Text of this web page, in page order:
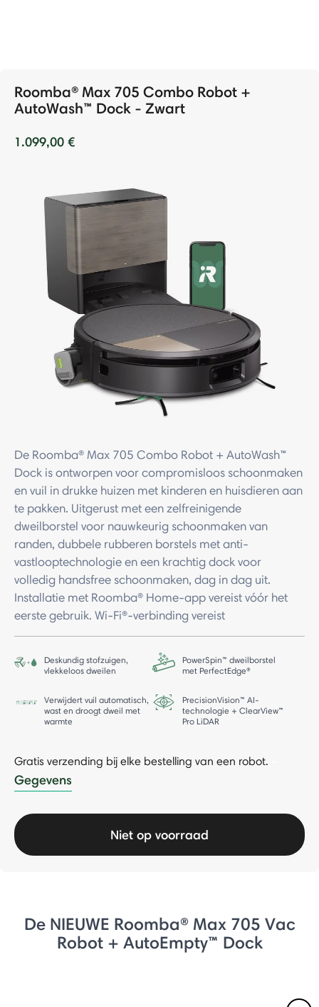
Roomba® Max 705 Combo Robot +
AutoWash™ Dock - Zwart
1.099,00 €
De Roomba® Max 705 Combo Robot + AutoWash™
Dock is ontworpen voor compromisloos schoonmaken
en vuil in drukke huizen met kinderen en huisdieren aan
te pakken. Uitgerust met een zelfreinigende
dweilborstel voor nauwkeurig schoonmaken van
randen, dubbele rubberen borstels met anti-
vastlooptechnologie en een krachtig dock voor
volledig handsfree schoonmaken, dag in dag uit.
Installatie met Roomba® Home-app vereist vóór het
eerste gebruik. Wi-Fi®-verbinding vereist
Deskundig stofzuigen,
vlekkeloos dweilen
PowerSpin™ dweilborstel
met PerfectEdge®
Verwijdert vuil automatisch,
wast en droogt dweil met
warmte
PrecisionVision™ AI-
technologie + ClearView™
Pro LiDAR
Gratis verzending bij elke bestelling van een robot.
Gegevens
Niet op voorraad
De NIEUWE Roomba® Max 705 Vac
Robot + AutoEmpty™ Dock